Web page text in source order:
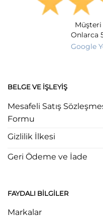
Onlarca
Google
BELGE VE İŞLEYIŞ
Mesafeli Satış
Formu
Gizlilik İlkesi
Geri Ödeme ve İade
FAYDALI BILGILER
Markalar